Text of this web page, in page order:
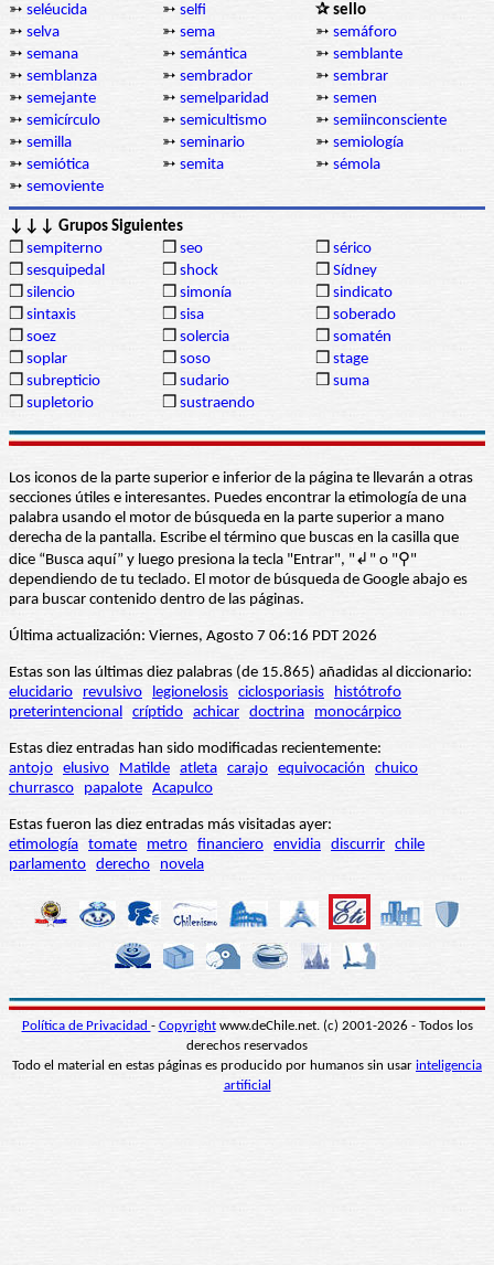
➳ seléucida ➳ selfi
✰ sello
➳ selva ➳ sema ➳ semáforo
➳ semana ➳ semántica ➳ semblante
➳ semblanza ➳ sembrador ➳ sembrar
➳ semejante ➳ semelparidad ➳ semen
➳ semicírculo ➳ semicultismo ➳ semiinconsciente
➳ semilla ➳ seminario ➳ semiología
➳ semiótica ➳ semita ➳ sémola
➳ semoviente
↓↓↓ Grupos Siguientes
❒ sempiterno ❒ seo ❒ sérico
❒ sesquipedal ❒ shock ❒ Sídney
❒ silencio ❒ simonía ❒ sindicato
❒ sintaxis ❒ sisa ❒ soberado
❒ soez ❒ solercia ❒ somatén
❒ soplar ❒ soso ❒ stage
❒ subrepticio ❒ sudario ❒ suma
❒ supletorio ❒ sustraendo
Los iconos de la parte superior e inferior de la página te llevarán a otras
secciones útiles e interesantes. Puedes encontrar la etimología de una
palabra usando el motor de búsqueda en la parte superior a mano
derecha de la pantalla. Escribe el término que buscas en la casilla que
dice “Busca aquí” y luego presiona la tecla "Entrar", "↲" o "⚲"
dependiendo de tu teclado. El motor de búsqueda de Google abajo es
para buscar contenido dentro de las páginas.
Última actualización: Viernes, Agosto 7 06:16 PDT 2026
Estas son las últimas diez palabras (de 15.865) añadidas al diccionario:
elucidario
revulsivo legionelosis ciclosporiasis
histótrofo
preterintencional críptido achicar doctrina monocárpico
Estas diez entradas han sido modificadas recientemente:
antojo elusivo Matilde atleta carajo equivocación
chuico
churrasco
papalote Acapulco
Estas fueron las diez entradas más visitadas ayer:
etimología tomate metro financiero envidia discurrir chile
parlamento derecho novela
Política de Privacidad - Copyrightwww.deChile.net. (c) 2001-2026 - Todos los
derechos reservados
Todo el material en estas páginas es producido por humanos sin usar inteligencia
artificial